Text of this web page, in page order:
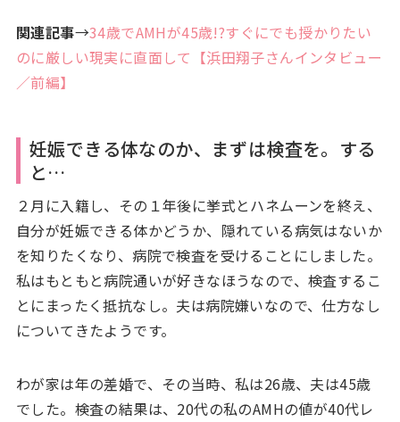
関連記事→34歳でAMHが45歳!?すぐにでも授かりたい
のに厳しい現実に直面して【浜田翔子さんインタビュー
／前編】
妊娠できる体なのか、まずは検査を。する
と…
２月に入籍し、その１年後に挙式とハネムーンを終え、
自分が妊娠できる体かどうか、隠れている病気はないか
を知りたくなり、病院で検査を受けることにしました。
私はもともと病院通いが好きなほうなので、検査するこ
とにまったく抵抗なし。夫は病院嫌いなので、仕方なし
についてきたようです。
わが家は年の差婚で、その当時、私は26歳、夫は45歳
でした。検査の結果は、20代の私のAMHの値が40代レ